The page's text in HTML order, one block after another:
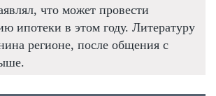
что может провести
ипотеки в этом году. Литературу
регионе, после общения с